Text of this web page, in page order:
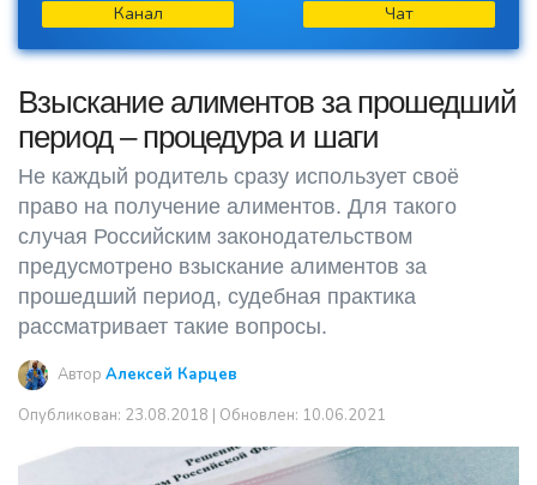
Чат
Канал
Взыскание алиментов за прошедший
период – процедура и шаги
Не каждый родитель сразу использует своё
право на получение алиментов. Для такого
случая Российским законодательством
предусмотрено взыскание алиментов за
прошедший период, судебная практика
рассматривает такие вопросы.
Автор Алексей Карцев
Опубликован: 23.08.2018 | Обновлен: 10.06.2021